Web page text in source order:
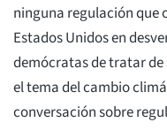
ninguna regulación que
Estados Unidos en
demócratas de tratar
el tema del cambio
conversación sobre